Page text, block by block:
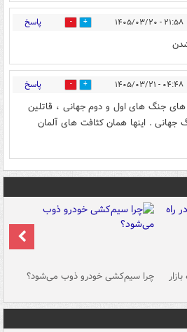
۲۱:۵۸ - ۱۴۰۵/۰۳/۲۰ 1 پاسخ
۰۴:۴۸ - ۱۴۰۵/۰۳/۲۱ 1 پاسخ
های جنگ های اول و دوم جهانی ، قاتلین
جهانی . اینها همان کثافت های آلمان
چرا سیم‌کشی خودرو ذوب می‌شود؟